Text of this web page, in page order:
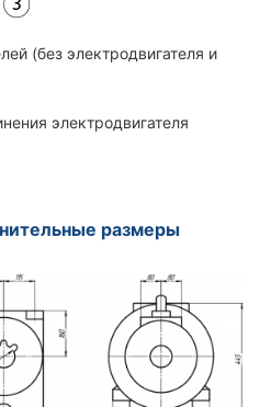
(без электродвигателя и
электродвигателя
размеры